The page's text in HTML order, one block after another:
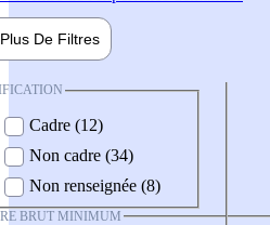
Plus De Filtres
Cadre (12)
Non cadre (34)
Non renseignée (8)
BRUT MINIMUM